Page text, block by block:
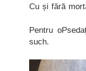
Cu și fără
Pentru
such.